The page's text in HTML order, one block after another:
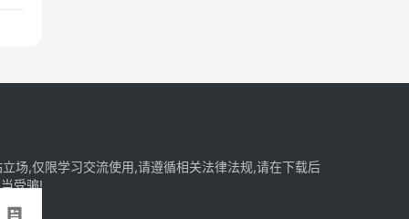
场,仅限学习交流使用,请遵循相关法律法规,请在下载后
受骗!